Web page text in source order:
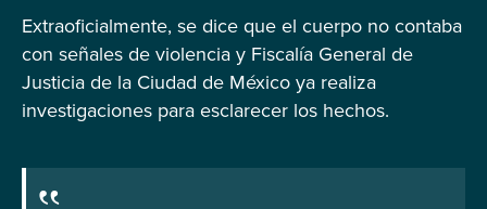
Extraoficialmente, se dice que el cuerpo no contaba
con señales de violencia y Fiscalía General de
Justicia de la Ciudad de México ya realiza
investigaciones para esclarecer los hechos.